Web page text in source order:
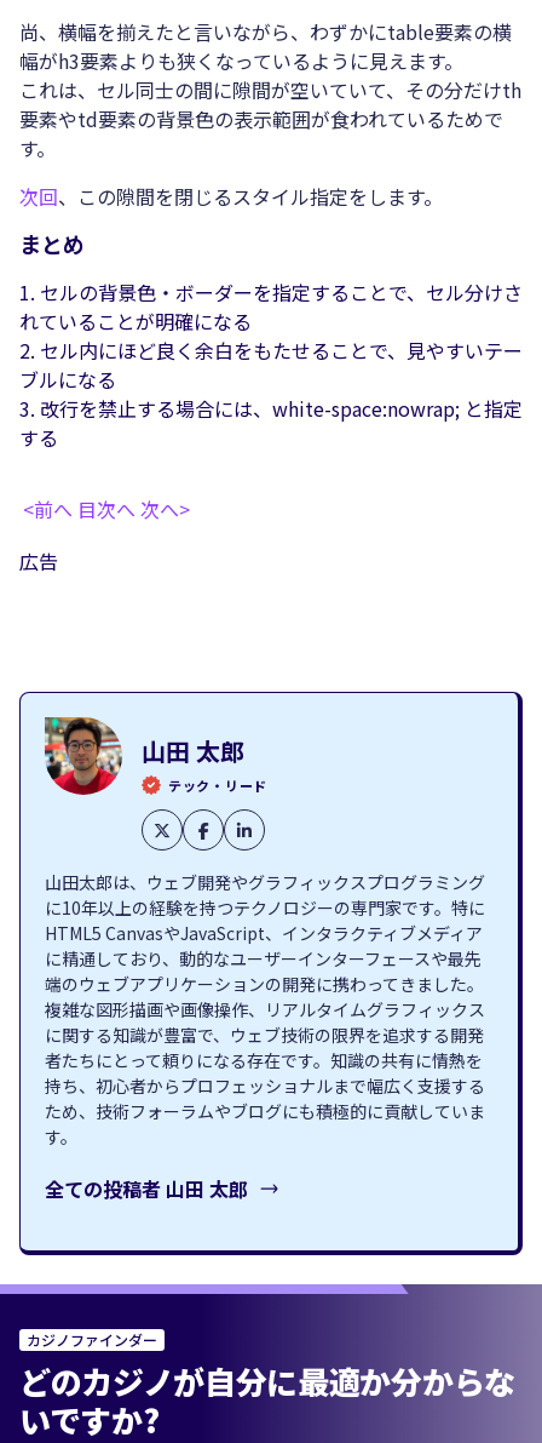
尚、横幅を揃えたと言いながら、わずかにtable要素の横
幅がh3要素よりも狭くなっているように見えます。
これは、セル同士の間に隙間が空いていて、その分だけth
要素やtd要素の背景色の表示範囲が食われているためで
す。
次回、この隙間を閉じるスタイル指定をします。
まとめ
セルの背景色・ボーダーを指定することで、セル分けさ
れていることが明確になる
セル内にほど良く余白をもたせることで、見やすいテー
ブルになる
改行を禁止する場合には、white-space:nowrap; と指定
する
<前へ 目次へ 次へ>
広告
山田 太郎
テック・リード
山田太郎は、ウェブ開発やグラフィックスプログラミング
に10年以上の経験を持つテクノロジーの専門家です。特に
HTML5 CanvasやJavaScript、インタラクティブメディア
に精通しており、動的なユーザーインターフェースや最先
端のウェブアプリケーションの開発に携わってきました。
複雑な図形描画や画像操作、リアルタイムグラフィックス
に関する知識が豊富で、ウェブ技術の限界を追求する開発
者たちにとって頼りになる存在です。知識の共有に情熱を
持ち、初心者からプロフェッショナルまで幅広く支援する
ため、技術フォーラムやブログにも積極的に貢献していま
す。
全ての投稿者 山田 太郎
カジノファインダー
どのカジノが自分に最適か分からな
いですか?